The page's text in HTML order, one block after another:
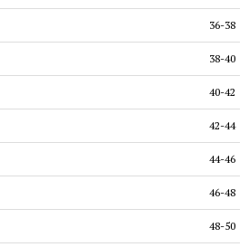
36-38
38-40
40-42
42-44
44-46
46-48
48-50